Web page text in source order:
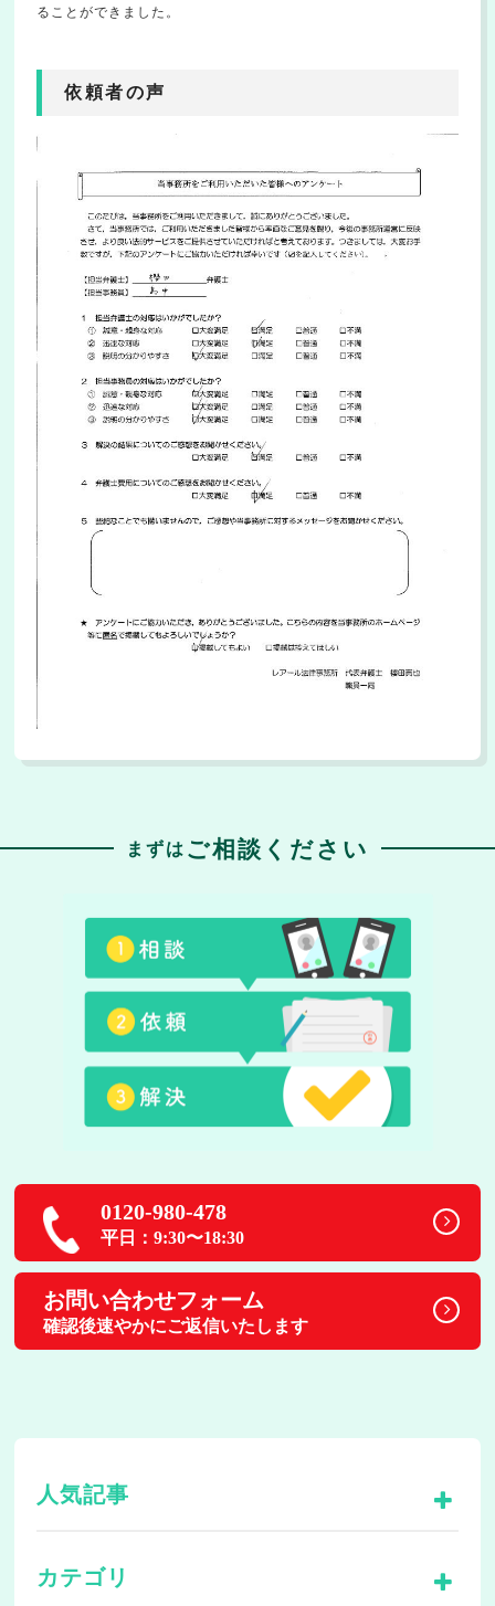
ることができました。
依頼者の声
まずは ご相談ください
0120-980-478
平日：9:30〜18:30
お問い合わせフォーム
確認後速やかにご返信いたします
人気記事
カテゴリ